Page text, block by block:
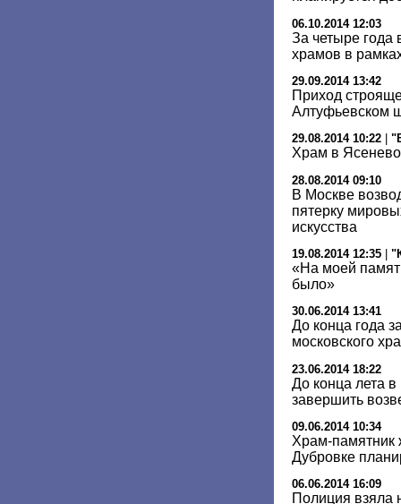
06.10.2014 12:03
За четыре года
храмов в
29.09.2014 13:42
Приход
Алтуфьевском
29.08.2014 10:22
Храм в
28.08.2014 09:10
В Москве
пятерку
искусства
19.08.2014 12:35
«На моей
было»
30.06.2014 13:41
До конца года
московского
23.06.2014 18:22
До конца лета
завершить
09.06.2014 10:34
Храм-памятник
Дубровке
06.06.2014 16:09
Полиция взяла